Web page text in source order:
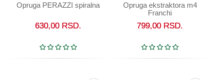
Opruga PERAZZI spiralna
630,00 RSD.
Opruga ekstraktora m4
Franchi
799,00 RSD.